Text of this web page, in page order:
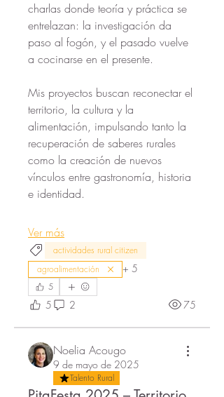
charlas donde teoría y práctica se
entrelazan: la investigación da
paso al fogón, y el pasado vuelve
a cocinarse en el presente.
Mis proyectos buscan reconectar el
territorio, la cultura y la
alimentación, impulsando tanto la
recuperación de saberes rurales
como la creación de nuevos
vínculos entre gastronomía, historia
e identidad.
Ver más
actividades rural citizen
agroalimentación
+ 5
5
5 2 75
Noelia Acougo
9 de mayo de 2025
Talento Rural